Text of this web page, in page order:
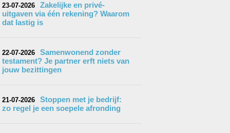
23-07-2026
Zakelijke en privé-
uitgaven via één rekening? Waarom
dat lastig is
22-07-2026
Samenwonend zonder
testament? Je partner erft niets van
jouw bezittingen
21-07-2026
Stoppen met je bedrijf:
zo regel je een soepele afronding